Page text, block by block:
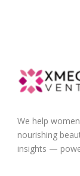
We help
nourishing
insights —